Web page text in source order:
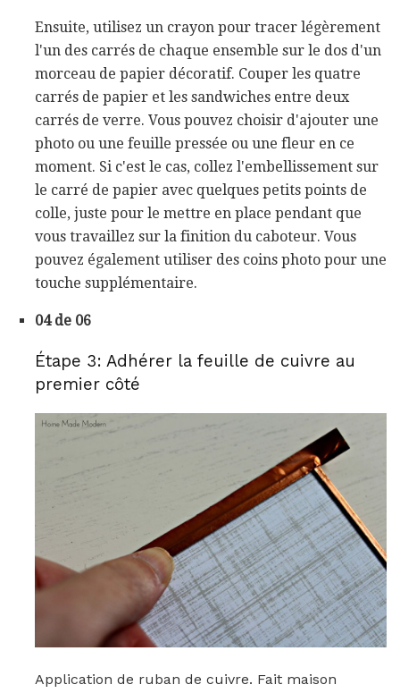
Ensuite, utilisez un crayon pour tracer légèrement
l'un des carrés de chaque ensemble sur le dos d'un
morceau de papier décoratif. Couper les quatre
carrés de papier et les sandwiches entre deux
carrés de verre. Vous pouvez choisir d'ajouter une
photo ou une feuille pressée ou une fleur en ce
moment. Si c'est le cas, collez l'embellissement sur
le carré de papier avec quelques petits points de
colle, juste pour le mettre en place pendant que
vous travaillez sur la finition du caboteur. Vous
pouvez également utiliser des coins photo pour une
touche supplémentaire.
04 de 06
Étape 3: Adhérer la feuille de cuivre au
premier côté
Application de ruban de cuivre. Fait maison